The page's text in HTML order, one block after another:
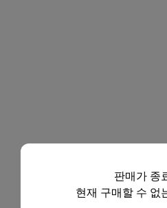
판매가 종
현재 구매할 수 없